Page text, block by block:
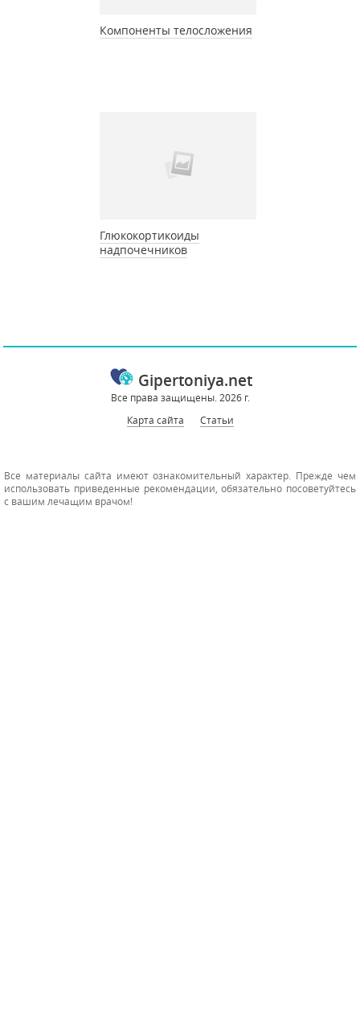
Компоненты телосложения
Глюкокортикоиды
надпочечников
Gipertoniya.net
Все права защищены. 2026 г.
Карта сайта
Статьи
Все материалы сайта имеют ознакомительный характер. Прежде чем
использовать приведенные рекомендации, обязательно посоветуйтесь
с вашим лечащим врачом!